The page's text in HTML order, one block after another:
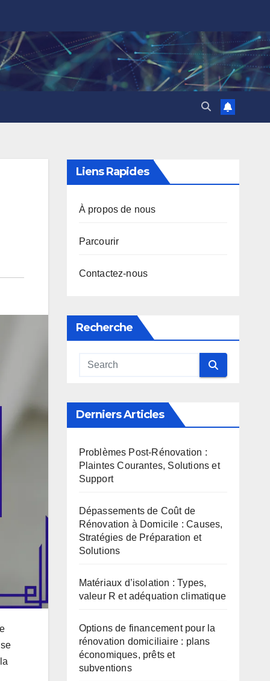
Liens Rapides
À propos de nous
Parcourir
Contactez-nous
Recherche
Derniers Articles
Problèmes Post-Rénovation :
Plaintes Courantes, Solutions et
Support
Dépassements de Coût de
Rénovation à Domicile : Causes,
Stratégies de Préparation et
Solutions
Matériaux d’isolation : Types,
valeur R et adéquation climatique
Options de financement pour la
rénovation domiciliaire : plans
économiques, prêts et
subventions